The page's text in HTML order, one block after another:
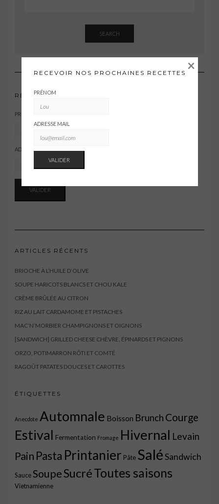
SEARCH
RECEVOIR NOS PROCHAINES RECETTES
PRÉNOM
ADRESSE MAIL
ARTICLES RÉCENTS
BRIOCHE À L’HUILE D’OLIVE
SOUPE HARICOTS BLANCS ET CHOU KALE
CRÈME BRÛLÉE AU CITRON
RIZ AU LAIT CARDAMOME ET PISTACHES
MAC’N’MORBIER CHAMPIGNONS ET OIGNONS
[SANDWICH] GRILLED CHEESE CHÈVRE, ÉPINARDS ET PIGNONS
ORZO, POTIMARRON RÔTI ET COMTÉ
RAGOÛT PATATES DOUCES ET CAROTTES
ÉTIQUETTES
Anecdote Automnale Boisson Brunch Courge
Estival Fermentation Fromage Hivernal Levain
Pain Pasta Printanier Pâte SaléSandwich
SauceSoupeSucréToutes saisons
Vietnamienne
RECEVOIR NOS PROCHAINES RECETTES
PRÉNOM
ADRESSE MAIL
×